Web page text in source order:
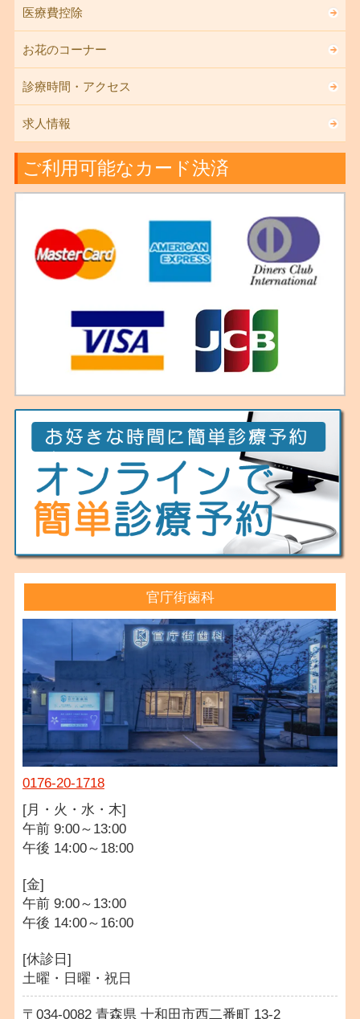
医療費控除
お花のコーナー
診療時間・アクセス
求人情報
ご利用可能なカード決済
官庁街歯科
0176-20-1718
[月・火・水・木]
午前 9:00～13:00
午後 14:00～18:00
[金]
午前 9:00～13:00
午後 14:00～16:00
[休診日]
土曜・日曜・祝日
034-0082 青森県 十和田市西二番町 13-2